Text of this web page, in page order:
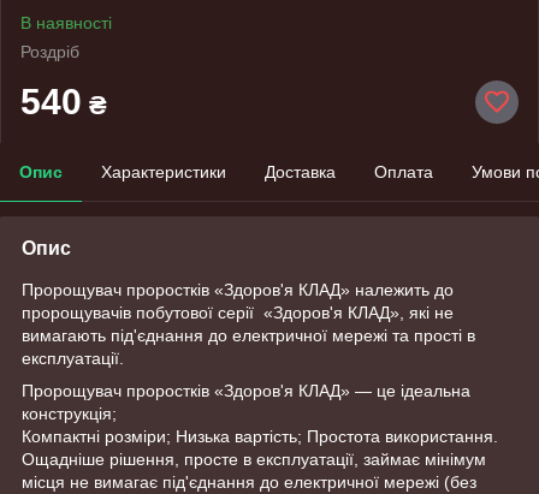
В наявності
Роздріб
540 ₴
Опис Характеристики Доставка Оплата Умови
Опис
Пророщувач проростків «Здоров'я КЛАД» належить до
пророщувачів побутової серії «Здоров'я КЛАД», які не
вимагають під'єднання до електричної мережі та прості в
експлуатації.
Пророщувач проростків «Здоров'я КЛАД» — це ідеальна
конструкція;
Компактні розміри; Низька вартість; Простота використання.
Ощадніше рішення, просте в експлуатації, займає мінімум
місця не вимагає під'єднання до електричної мережі (без